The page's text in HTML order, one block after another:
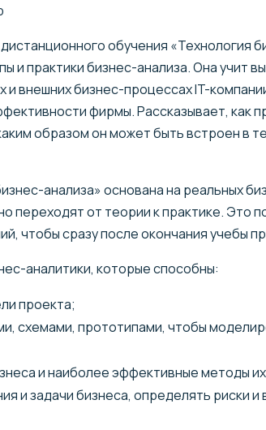
обучения «Технология
и практики бизнес-анализа. Она учит
и внешних бизнес-процессах IT-
фирмы. Рассказывает, как
образом он может быть встроен в
анализа» основана на реальных
переходят от теории к практике. Это
чтобы сразу после окончания учебы
аналитики, которые способны:
проекта;
схемами, прототипами, чтобы
и наиболее эффективные методы
и задачи бизнеса, определять риски